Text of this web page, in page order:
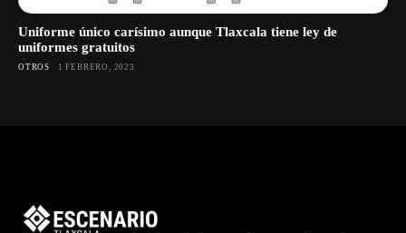
Uniforme único carísimo aunque Tlaxcala tiene ley de
uniformes gratuitos
OTROS 1 FEBRERO, 2023